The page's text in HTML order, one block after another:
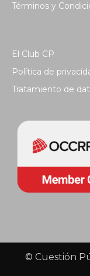
Términos y
El Club CP
Política de
Tratamiento de
© Cuestión